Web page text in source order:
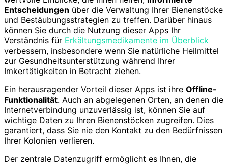
Entscheidungen über die Verwaltung Ihrer Bienenstöcke
und Bestäubungsstrategien zu treffen. Darüber hinaus
können Sie durch die Nutzung dieser Apps Ihr
Verständnis für Erkältungsmedikamente im Überblick
verbessern, insbesondere wenn Sie natürliche Heilmittel
zur Gesundheitsunterstützung während Ihrer
Imkertätigkeiten in Betracht ziehen.
Ein herausragender Vorteil dieser Apps ist ihre Offline-
Funktionalität. Auch an abgelegenen Orten, an denen die
Internetverbindung unzuverlässig ist, können Sie auf
wichtige Daten zu Ihren Bienenstöcken zugreifen. Dies
garantiert, dass Sie nie den Kontakt zu den Bedürfnissen
Ihrer Kolonien verlieren.
Der zentrale Datenzugriff ermöglicht es Ihnen, die